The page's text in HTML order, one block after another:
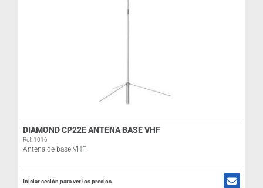
DIAMOND CP22E ANTENA BASE VHF
Ref: 1016
Antena de base VHF
Iniciar sesión para ver los precios